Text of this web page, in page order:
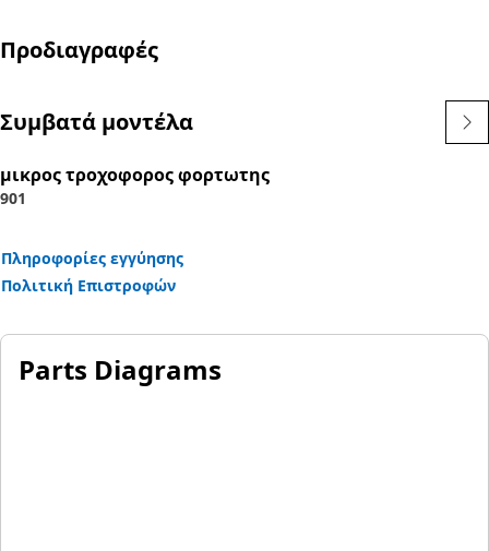
Προδιαγραφές
Συμβατά μοντέλα
μικρος τροχοφορος φορτωτης
901
Πληροφορίες εγγύησης
Πολιτική Επιστροφών
Parts Diagrams